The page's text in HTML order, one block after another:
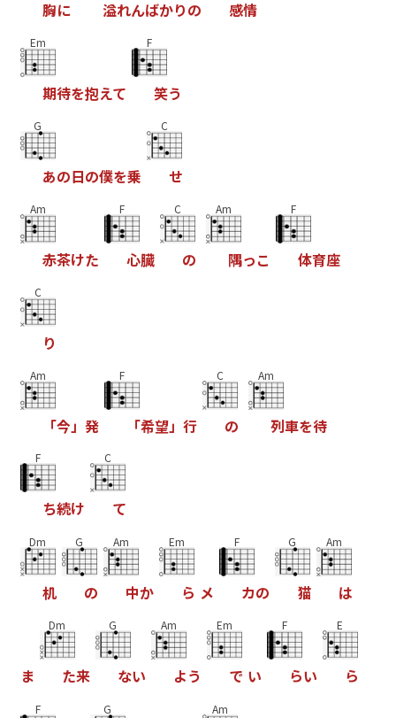
胸に 溢れんばかりの 感情
Em
期待を抱えて
F
笑う
G
あの日の僕を乗
C
せ
Am
赤茶けた
F
心臓
C
の
Am
隅っこ
F
体育座
C
り
Am
「今」 発
F
「希望」 行
C
の
Am
列車を待
F
ち続け
C
て
Dm
机
G
の
Am
中か
Em
ら メ
F
カの
G
猫
Am
は
ま
Dm
た来
G
ない
Am
よう
Em
で い
F
らい
E
ら
F G Am